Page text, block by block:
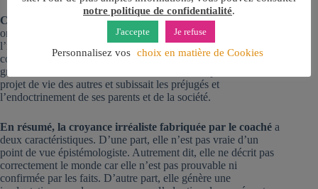
Ces croyances irrationnelles acquises plus tôt dans la vie
ont pu sembler appropriées un jour si l’on tient compte que
l’individu était dans une situation d’incapacité de penser
correctement car il était bébé ou enfant avec le besoin d’une
gratification infantile immédiate. En outre, il dépendait du
projet de vie des autres et subissait les préjugés et
l’endoctrinement de ses parents et de la société.
En résumé, la croyance irréaliste fabriquée par le coaché a
deux caractéristiques. D’une part, elle n’est pas vraie d’un
point de vue épistémologiste. Autrement dit, elle ne décrit pas
correctement le monde car elle n’est pas prouvable ni
confirmée par les faits. D’autre part, elle génère une
notre politique de confidentialité.
J'accepte Je refuse
Personnalisez vos choix en matière de Cookies